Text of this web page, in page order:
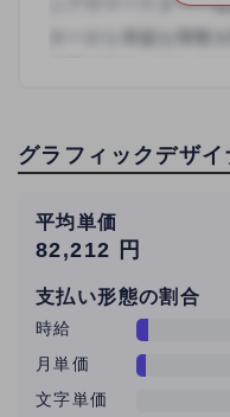
グラフィックデザ
平均単価
82,212 円
支払い形態の割合
時給
月単価
文字単価